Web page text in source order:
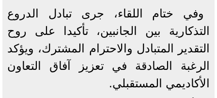
وفي ختام اللقاء، جرى تبادل الدروع
التذكارية بين الجانبين، تأكيدا على روح
التقدير المتبادل والاحترام المشترك، ويؤكد
الرغبة الصادقة في تعزيز آفاق التعاون
الأكاديمي المستقبلي.